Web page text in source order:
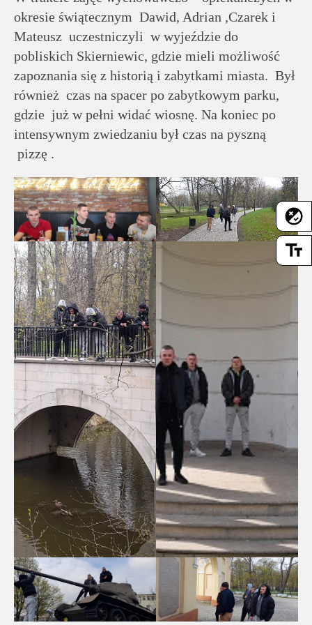
flaky
text_fields
Dla
pracowników
Historia
Wirtualny
spacer
Mapa
strony
Deklaracja
dostępności
okresie świątecznym Dawid, Adrian ,Czarek i
Mateusz uczestniczyli w wyjeździe do
pobliskich Skierniewic, gdzie mieli możliwość
zapoznania się z historią i zabytkami miasta. Był
również czas na spacer po zabytkowym parku,
gdzie już w pełni widać wiosnę. Na koniec po
intensywnym zwiedzaniu był czas na pyszną
pizzę .